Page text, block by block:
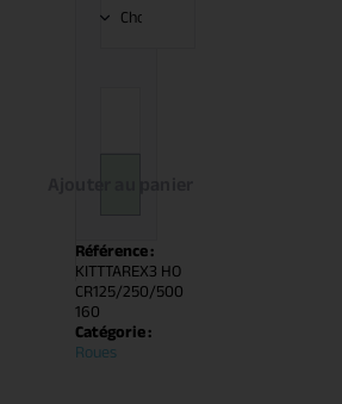
Référence :
KITTTAREX3 HO
CR125/250/500
160
Catégorie :
Roues